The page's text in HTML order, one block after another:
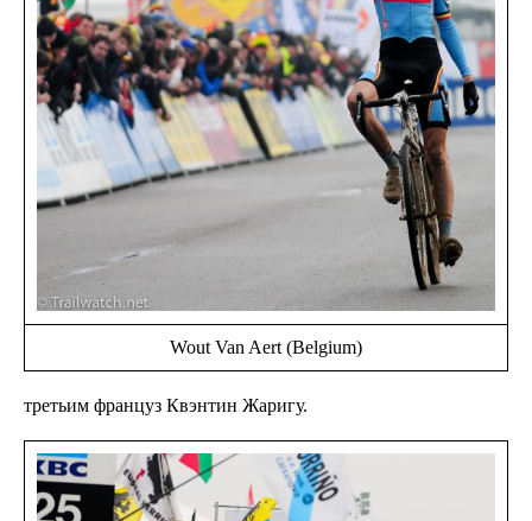
Wout Van Aert (Belgium)
третьим француз Квэнтин Жаригу.